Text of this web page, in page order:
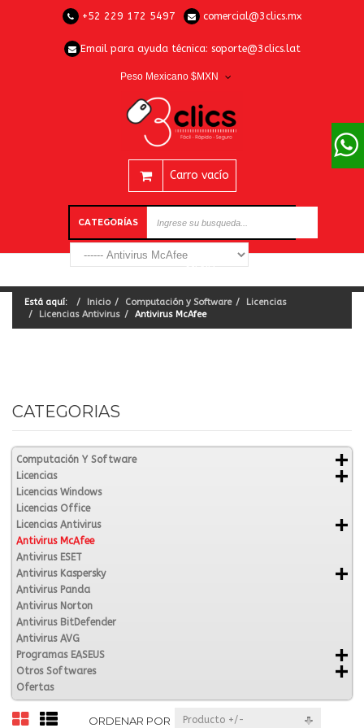
+52 229 172 5497 comercial@3clics.mx
Email para ayuda técnica: soporte@3clics.lat
Peso Mexicano $MXN
Carro vacío
CATEGORÍAS
Está aquí: Inicio Computación y Software
Licencias
Licencias Antivirus
Antivirus McAfee
CATEGORIAS
Computación Y Software
Licencias
Licencias Windows
Licencias Office
Licencias Antivirus
Antivirus McAfee
Antivirus ESET
Antivirus Kaspersky
Antivirus Panda
Antivirus Norton
Antivirus BitDefender
Antivirus AVG
Programas EASEUS
Otros Softwares
Ofertas
ORDENAR POR Producto +/-